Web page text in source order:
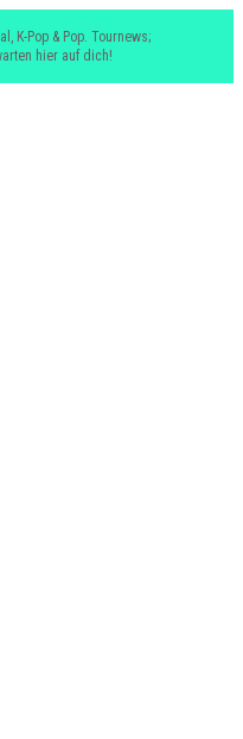
K-Pop & Pop. Tournews;
hier auf dich!